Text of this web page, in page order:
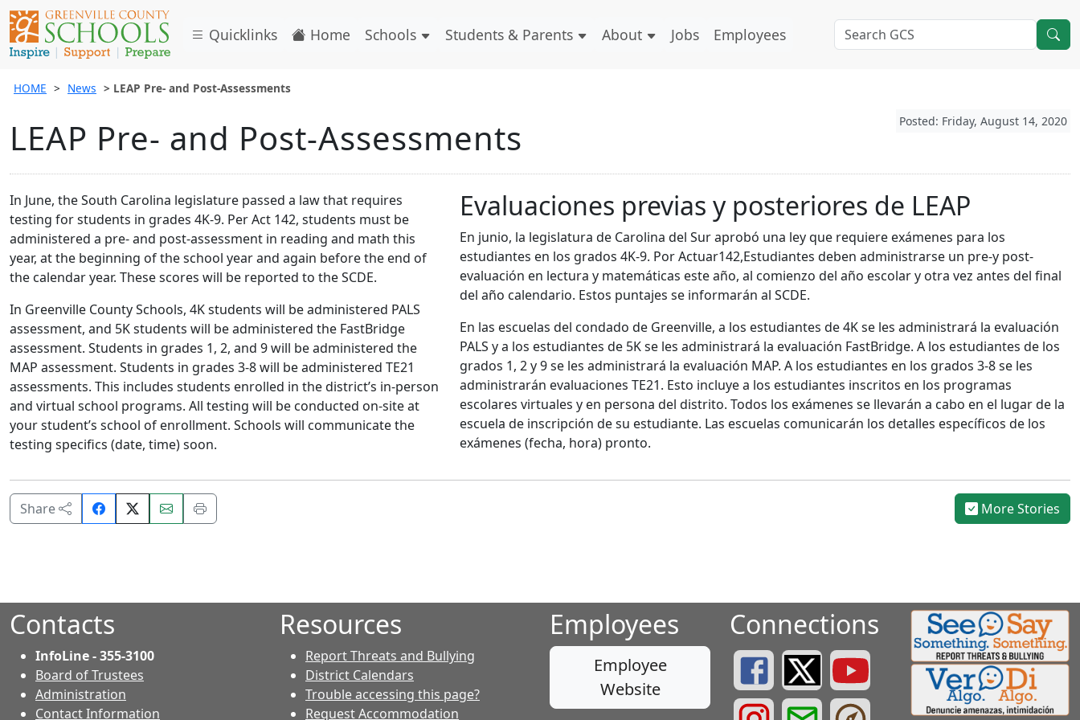
Quicklinks Home Schools Students & Parents About Jobs Employees
HOME News LEAP Pre- and Post-Assessments
Posted: Friday, August 14, 2020
LEAP Pre- and Post-Assessments
In June, the South Carolina legislature passed a law that requires
testing for students in grades 4K-9. Per Act 142, students must be
administered a pre- and post-assessment in reading and math this
year, at the beginning of the school year and again before the end of
the calendar year. These scores will be reported to the SCDE.
In Greenville County Schools, 4K students will be administered PALS
assessment, and 5K students will be administered the FastBridge
assessment. Students in grades 1, 2, and 9 will be administered the
MAP assessment. Students in grades 3-8 will be administered TE21
assessments. This includes students enrolled in the district’s in-person
and virtual school programs. All testing will be conducted on-site at
your student’s school of enrollment. Schools will communicate the
testing specifics (date, time) soon.
Evaluaciones previas y posteriores de LEAP
En junio, la legislatura de Carolina del Sur aprobó una ley que requiere exámenes para los
estudiantes en los grados 4K-9. Por Actuar142,Estudiantes deben administrarse un pre-y post-
evaluación en lectura y matemáticas este año, al comienzo del año escolar y otra vez antes del final
del año calendario. Estos puntajes se informarán al SCDE.
En las escuelas del condado de Greenville, a los estudiantes de 4K se les administrará la evaluación
PALS y a los estudiantes de 5K se les administrará la evaluación FastBridge. A los estudiantes de los
grados 1, 2 y 9 se les administrará la evaluación MAP. A los estudiantes en los grados 3-8 se les
administrarán evaluaciones TE21. Esto incluye a los estudiantes inscritos en los programas
escolares virtuales y en persona del distrito. Todos los exámenes se llevarán a cabo en el lugar de la
escuela de inscripción de su estudiante. Las escuelas comunicarán los detalles específicos de los
exámenes (fecha, hora) pronto.
Share
Share
on
Email
this
Print
this
More Stories
Contacts
InfoLine - 355-3100
Board of Trustees
Administration
Contact Information
Resources
Report Threats and Bullying
District Calendars
Trouble accessing this page?
Request Accommodation
Employees
Employee
Website
Connections
Greenville County Schools Facebook Page
Greenville County Schools Twitter Page
Greenville County Schools YouTube Page
Greenville County Schools Instagram Page
Greenville County Schools Email Login
Greenville County Portals